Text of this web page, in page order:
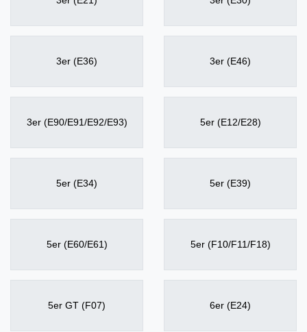
3er (E36) 3er (E46)
3er (E90/E91/E92/E93) 5er (E12/E28)
5er (E34) 5er (E39)
5er (E60/E61) 5er (F10/F11/F18)
5er GT (F07) 6er (E24)